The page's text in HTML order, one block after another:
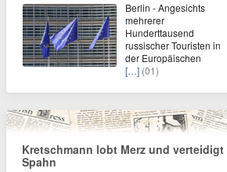
Berlin - Angesichts
mehrerer
Hunderttausend
russischer Touristen in
der Europäischen
[…] (01)
Kretschmann lobt Merz und verteidigt
Spahn